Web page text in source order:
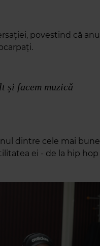
povestind că anul
și facem muzică
dintre cele mai bune
ei - de la hip hop